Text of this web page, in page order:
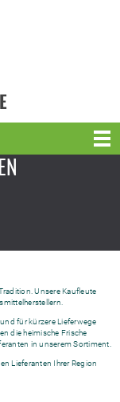
Unsere Kaufleute
für kürzere Lieferwege
die heimische Frische
in unserem Sortiment.
Lieferanten Ihrer Region